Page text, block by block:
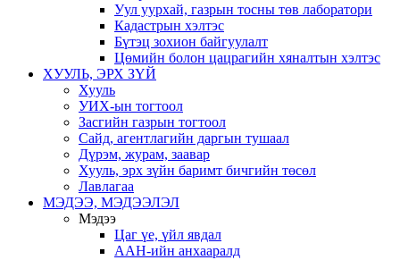
Уул уурхай, газрын тосны төв лаборатори
Кадастрын хэлтэс
Бүтэц зохион байгуулалт
Цөмийн болон цацрагийн хяналтын хэлтэс
ХУУЛЬ, ЭРХ ЗҮЙ
Хууль
УИХ-ын тогтоол
Засгийн газрын тогтоол
Сайд, агентлагийн даргын тушаал
Дүрэм, журам, заавар
Хууль, эрх зүйн баримт бичгийн төсөл
Лавлагаа
МЭДЭЭ, МЭДЭЭЛЭЛ
Мэдээ
Цаг үе, үйл явдал
ААН-ийн анхааралд